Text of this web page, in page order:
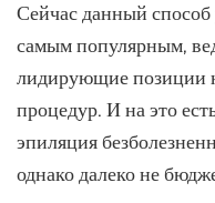
Сейчас данный способ
самым популярным,
лидирующие позиции
процедур. И на это
эпиляция
однако далеко не